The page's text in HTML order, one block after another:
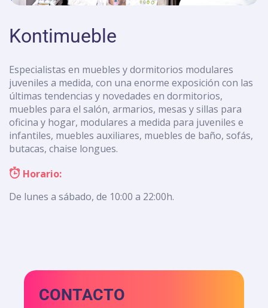
Kontimueble
Especialistas en muebles y dormitorios modulares
juveniles a medida, con una enorme exposición con las
últimas tendencias y novedades en dormitorios,
muebles para el salón, armarios, mesas y sillas para
oficina y hogar, modulares a medida para juveniles e
infantiles, muebles auxiliares, muebles de baño, sofás,
butacas, chaise longues.
Horario:
De lunes a sábado, de 10:00 a 22:00h.
CONTACTO